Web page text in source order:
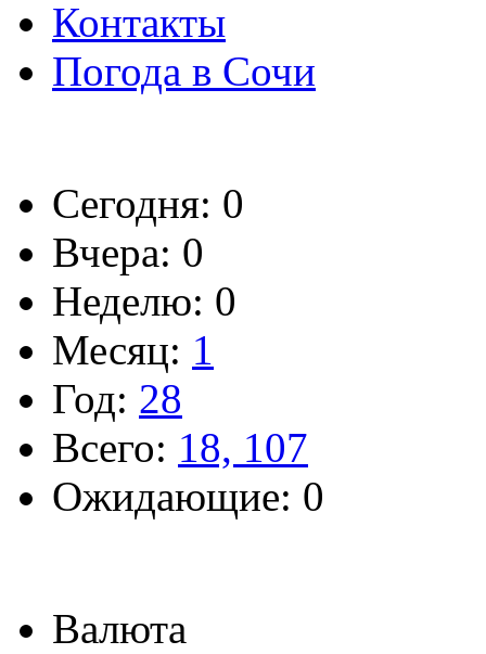
Контакты
Погода в Сочи
Сегодня: 0
Вчера: 0
Неделю: 0
Месяц: 1
Год: 28
Всего: 18, 107
Ожидающие: 0
Валюта